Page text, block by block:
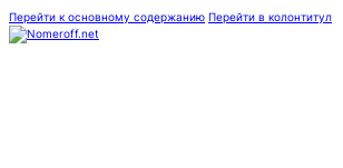
Перейти к основному содержанию Перейти в колонтитул